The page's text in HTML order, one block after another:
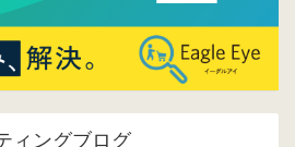
ィングブログ